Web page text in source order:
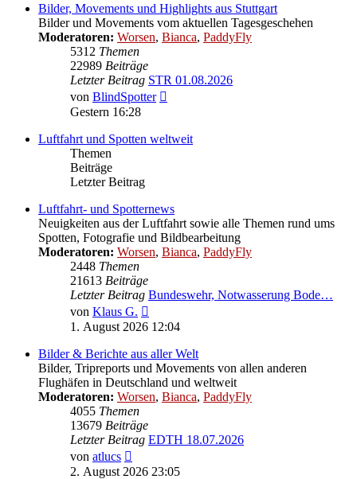
Bilder, Movements und Highlights aus Stuttgart
Bilder und Movements vom aktuellen Tagesgeschehen
Moderatoren: Worsen, Bianca, PaddyFly
5312 Themen
22989 Beiträge
Letzter Beitrag STR 01.08.2026
von BlindSpotter
Gestern 16:28
Luftfahrt und Spotten weltweit
Themen
Beiträge
Letzter Beitrag
Luftfahrt- und Spotternews
Neuigkeiten aus der Luftfahrt sowie alle Themen rund ums
Spotten, Fotografie und Bildbearbeitung
Moderatoren: Worsen, Bianca, PaddyFly
2448 Themen
21613 Beiträge
Letzter Beitrag Bundeswehr, Notwasserung Bode…
von Klaus G.
Beitrag
1. August 2026 12:04
Bilder & Berichte aus aller Welt
Bilder, Tripreports und Movements von allen anderen
Flughäfen in Deutschland und weltweit
Moderatoren: Worsen, Bianca, PaddyFly
4055 Themen
13679 Beiträge
Letzter Beitrag EDTH 18.07.2026
von atlucs
Beitrag
2. August 2026 23:05